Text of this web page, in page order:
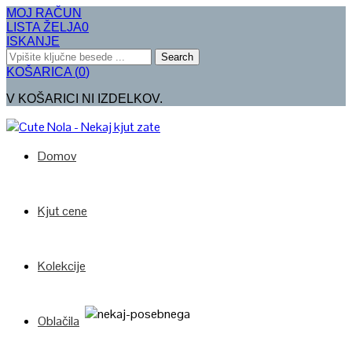
MOJ RAČUN
LISTA ŽELJA0
ISKANJE
Search
KOŠARICA (0)
V KOŠARICI NI IZDELKOV.
Domov
Kjut cene
Kolekcije
Oblačila